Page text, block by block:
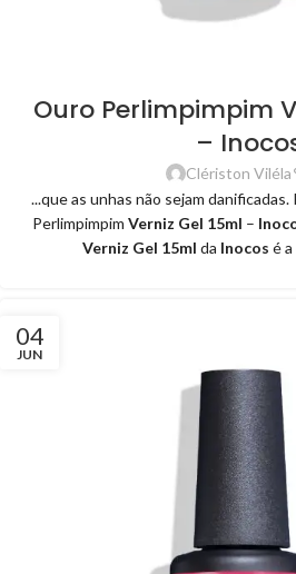
Ouro Perlimpimpim
–
Clériston Viléla
...que as unhas não sejam
Perlimpimpim Verniz Gel 15ml –
Verniz Gel 15ml da Inocos é
04
JUN